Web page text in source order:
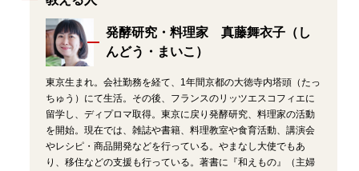
発酵研究・料理家 真藤舞衣子（し
んどう・まいこ）
東京生まれ。会社勤務を経て、1年間京都の大徳寺内塔頭（たっ
ちゅう）にて生活。その後、フランスのリッツエスコフィエに
留学し、ディプロマ取得。東京に戻り発酵研究、料理家の活動
を開始。現在では、雑誌や書籍、料理教室や食育活動、講演会
やレシピ・商品開発などを行っている。やまなし大使でもあ
り、移住などの支援も行っている。著書に『和えもの』（主婦